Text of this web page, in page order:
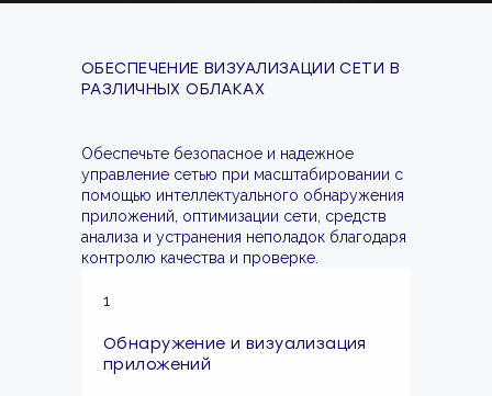
ОБЕСПЕЧЕНИЕ ВИЗУАЛИЗАЦИИ СЕТИ В
РАЗЛИЧНЫХ ОБЛАКАХ
Обеспечьте безопасное и надежное
управление сетью при масштабировании с
помощью интеллектуального обнаружения
приложений, оптимизации сети, средств
анализа и устранения неполадок благодаря
контролю качества и проверке.
1
Обнаружение и визуализация
приложений